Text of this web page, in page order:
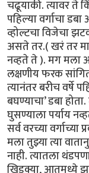
चढूयाकी. त्यावर ते
पहिल्या वर्गाचा
व्होल्टचा विजेचा
असते तर.( खरं तर
नव्हते ते ). मग मला
लक्षणीय फरक
त्यानंतर बरीच वर्षे
बघण्याचा’ डबा
घुसण्याला पर्याय
सर्व वरच्या
मला तुझ्या त्या
नाही. त्यातला